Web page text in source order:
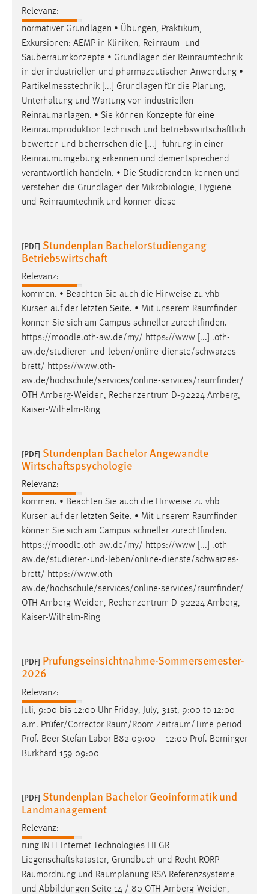
Relevanz:
normativer Grundlagen • Übungen, Praktikum,
Exkursionen: AEMP in Kliniken, Reinraum- und
Sauberraumkonzepte • Grundlagen der Reinraumtechnik
in der industriellen und pharmazeutischen Anwendung •
Partikelmesstechnik [...] Grundlagen für die Planung,
Unterhaltung und Wartung von industriellen
Reinraumanlagen. • Sie können Konzepte für eine
Reinraumproduktion technisch und betriebswirtschaftlich
bewerten und beherrschen die [...] -führung in einer
Reinraumumgebung erkennen und dementsprechend
verantwortlich handeln. • Die Studierenden kennen und
verstehen die Grundlagen der Mikrobiologie, Hygiene
und Reinraumtechnik und können diese
[PDF] Stundenplan Bachelorstudiengang
Betriebswirtschaft
Relevanz:
kommen. • Beachten Sie auch die Hinweise zu vhb
Kursen auf der letzten Seite. • Mit unserem Raumfinder
können Sie sich am Campus schneller zurechtfinden.
https://moodle.oth-aw.de/my/ https://www [...] .oth-
aw.de/studieren-und-leben/online-dienste/schwarzes-
brett/ https://www.oth-
aw.de/hochschule/services/online-services/raumfinder/
OTH Amberg-Weiden, Rechenzentrum D-92224 Amberg,
Kaiser-Wilhelm-Ring
[PDF] Stundenplan Bachelor Angewandte
Wirtschaftspsychologie
Relevanz:
kommen. • Beachten Sie auch die Hinweise zu vhb
Kursen auf der letzten Seite. • Mit unserem Raumfinder
können Sie sich am Campus schneller zurechtfinden.
https://moodle.oth-aw.de/my/ https://www [...] .oth-
aw.de/studieren-und-leben/online-dienste/schwarzes-
brett/ https://www.oth-
aw.de/hochschule/services/online-services/raumfinder/
OTH Amberg-Weiden, Rechenzentrum D-92224 Amberg,
Kaiser-Wilhelm-Ring
[PDF] Prufungseinsichtnahme-Sommersemester-
2026
Relevanz:
Juli, 9:00 bis 12:00 Uhr Friday, July, 31st, 9:00 to 12:00
a.m. Prüfer/Corrector Raum/Room Zeitraum/Time period
Prof. Beer Stefan Labor B82 09:00 – 12:00 Prof. Berninger
Burkhard 159 09:00
[PDF] Stundenplan Bachelor Geoinformatik und
Landmanagement
Relevanz:
rung INTT Internet Technologies LIEGR
Liegenschaftskataster, Grundbuch und Recht RORP
Raumordnung und Raumplanung RSA Referenzsysteme
und Abbildungen Seite 14 / 80 OTH Amberg-Weiden,